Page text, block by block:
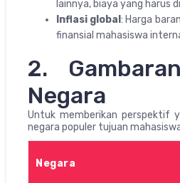
lainnya, biaya yang harus
Inflasi global: Harga
finansial mahasiswa
2.
Negara
Untuk memberikan perspektif
negara populer tujuan
Negara